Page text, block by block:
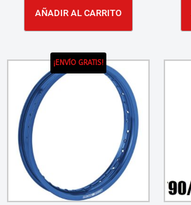
AÑADIR AL CARRITO
¡ENVÍO GRATIS!